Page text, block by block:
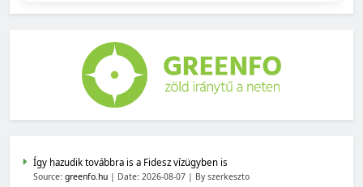
Így hazudik továbbra is a Fidesz vízügyben is
Source: greenfo.hu Date: 2026-08-07 By szerkeszto